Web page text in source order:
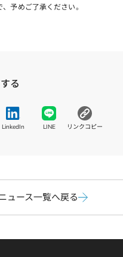
予めご了承ください。
る
S
N
n
e
I
LinkedIn
S
N
N
LINE
コ
ピ
ー
リンクコピー
ュース一覧へ戻る